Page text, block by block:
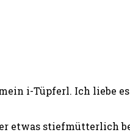
i-Tüpferl. Ich liebe
etwas stiefmütterlich